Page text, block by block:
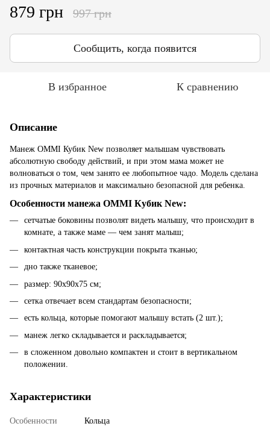
879 грн 997 грн
Сообщить, когда появится
В избранное К сравнению
Описание
Манеж OMMI Кубик New позволяет малышам чувствовать
абсолютную свободу действий, и при этом мама может не
волноваться о том, чем занято ее любопытное чадо. Модель сделана
из прочных материалов и максимально безопасной для ребенка.
Особенности манежа OMMI Кубик New:
сетчатые боковины позволят видеть малышу, что происходит в
комнате, а также маме — чем занят малыш;
контактная часть конструкции покрыта тканью;
дно также тканевое;
размер: 90x90x75 см;
сетка отвечает всем стандартам безопасности;
есть кольца, которые помогают малышу встать (2 шт.);
манеж легко складывается и раскладывается;
в сложенном довольно компактен и стоит в вертикальном
положении.
Характеристики
Особенности
Кольца